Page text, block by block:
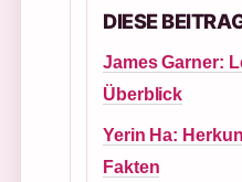
DIESE
James Garner:
Überblick
Yerin Ha:
Fakten